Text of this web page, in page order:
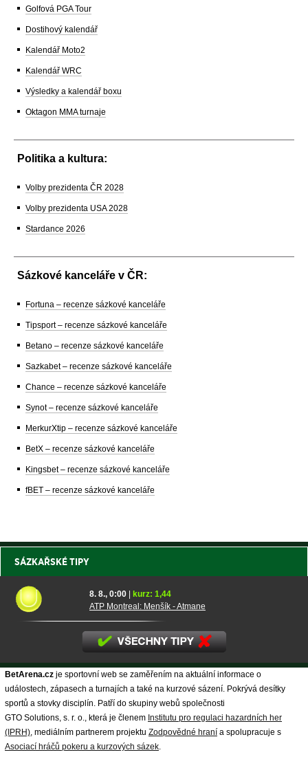
Golfová PGA Tour
Dostihový kalendář
Kalendář Moto2
Kalendář WRC
Výsledky a kalendář boxu
Oktagon MMA turnaje
Politika a kultura:
Volby prezidenta ČR 2028
Volby prezidenta USA 2028
Stardance 2026
Sázkové kanceláře v ČR:
Fortuna – recenze sázkové kanceláře
Tipsport – recenze sázkové kanceláře
Betano – recenze sázkové kanceláře
Sazkabet – recenze sázkové kanceláře
Chance – recenze sázkové kanceláře
Synot – recenze sázkové kanceláře
MerkurXtip – recenze sázkové kanceláře
BetX – recenze sázkové kanceláře
Kingsbet – recenze sázkové kanceláře
fBET – recenze sázkové kanceláře
SÁZKAŘSKÉ TIPY
8. 8., 0:00
kurz: 1,44
ATP Montreal: Menšík - Atmane
BetArena.cz je sportovní web se zaměřením na aktuální informace o
událostech, zápasech a turnajích a také na kurzové sázení. Pokrývá desítky
sportů a stovky disciplín. Patří do skupiny webů společnosti
GTO Solutions, s. r. o., která je členem Institutu pro regulaci hazardních her
(IPRH), mediálním partnerem projektu Zodpovědné hraní a spolupracuje s
Asociací hráčů pokeru a kurzových sázek.